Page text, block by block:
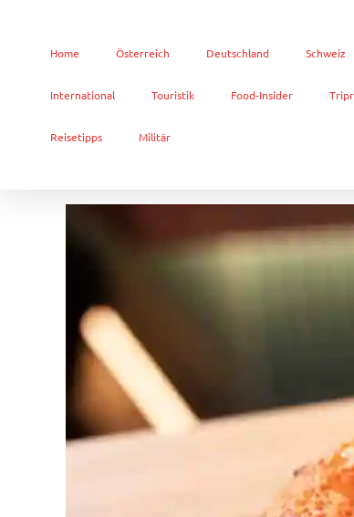
Home Österreich Deutschland Schweiz
International Touristik Food-Insider
Reisetipps Militär